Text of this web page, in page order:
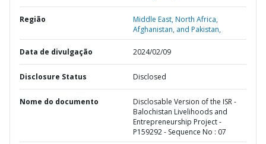
Região
Middle East, North Africa,
Afghanistan, and Pakistan,
Data de divulgação 2024/02/09
Disclosure Status Disclosed
Nome do documento
Disclosable Version of the ISR -
Balochistan Livelihoods and
Entrepreneurship Project -
P159292 - Sequence No : 07